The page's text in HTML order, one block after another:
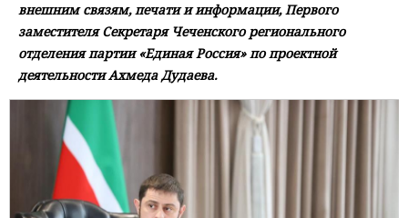
внешним связям, печати и информации, Первого
заместителя Секретаря Чеченского регионального
отделения партии «Единая Россия» по проектной
деятельности Ахмеда Дудаева.